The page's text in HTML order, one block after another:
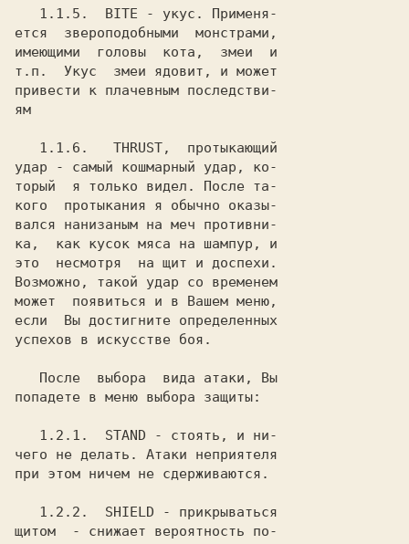
1.1.5.
  BITE
- укус. Применя-
ется  звероподобными  монстрами,
имеющими  головы  кота,  змеи  и
т.п.  Укус  змеи ядовит, и может
привести к плачевным последстви-
ям
1.1.6.
   THRUST
,  протыкающий
удар - самый кошмарный удар, ко-
торый  я только видел. После та-
кого  протыкания я обычно оказы-
вался нанизаным на меч противни-
ка,  как кусок мяса на шампур, и
это  несмотря  на щит и доспехи.
Возможно, такой удар со временем
может  появиться и в Вашем меню,
если  Вы достигните определенных
успехов в искусстве боя.
попадете в меню выбора защиты:
1.2.1.
  STAND
- стоять, и ни-
чего не делать. Атаки неприятеля
при этом ничем не сдерживаются.
1.2.2.
  SHIELD
- прикрываться
щитом  - снижает вероятность по-